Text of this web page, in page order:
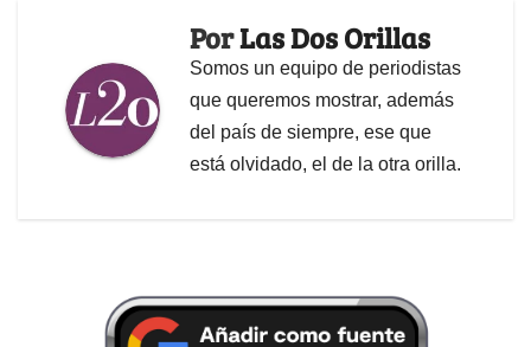
PorLas Dos Orillas
Somos un equipo de periodistas
que queremos mostrar, además
del país de siempre, ese que
está olvidado, el de la otra orilla.